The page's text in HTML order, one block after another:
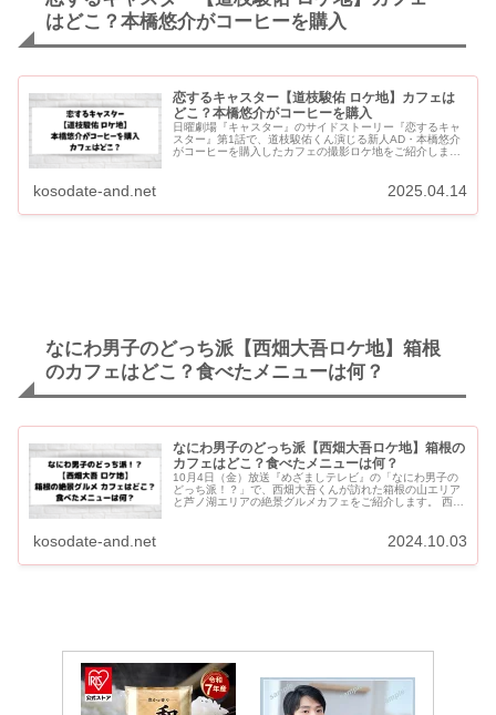
はどこ？本橋悠介がコーヒーを購入
恋するキャスター【道枝駿佑 ロケ地】カフェは
どこ？本橋悠介がコーヒーを購入
日曜劇場『キャスター』のサイドストーリー『恋するキャ
スター』第1話で、道枝駿佑くん演じる新人AD・本橋悠介
がコーヒーを購入したカフェの撮影ロケ地をご紹介しま
kosodate-and.net 2025.04.14
なにわ男子のどっち派【西畑大吾ロケ地】箱根
のカフェはどこ？食べたメニューは何？
なにわ男子のどっち派【西畑大吾ロケ地】箱根の
カフェはどこ？食べたメニューは何？
10月4日（金）放送『めざましテレビ』の「なにわ男子の
どっち派！？」で、西畑大吾くんが訪れた箱根の山エリア
と芦ノ湖エリアの絶景グルメカフェをご紹介します。 西畑
kosodate-and.net 2024.10.03